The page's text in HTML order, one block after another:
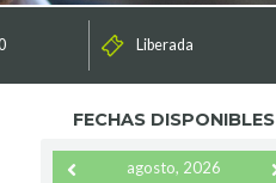
Liberada
FECHAS DISPONIBLES
agosto, 2026